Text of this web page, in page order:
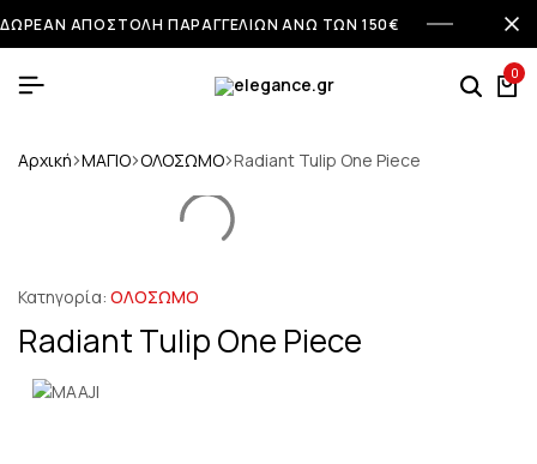
ΔΩΡΕΑΝ ΑΠΟΣΤΟΛΗ ΠΑΡΑΓΓΕΛΙΩΝ ΑΝΩ ΤΩΝ 150€
0
Αρχική ΜΑΓΙΟ ΟΛΟΣΩΜΟ Radiant Tulip One Piece
Κατηγορία: ΟΛΟΣΩΜΟ
Radiant Tulip One Piece